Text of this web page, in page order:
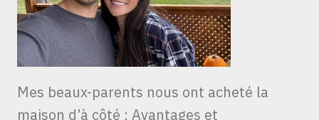
Mes beaux-parents nous ont acheté la
maison d’à côté ; Avantages et